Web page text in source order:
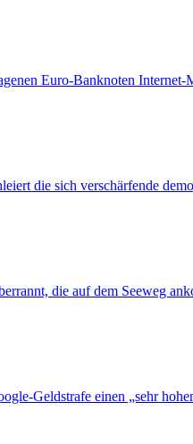
Euro-Banknoten Internet-
die sich verschärfende
die auf dem Seeweg
Geldstrafe einen „sehr